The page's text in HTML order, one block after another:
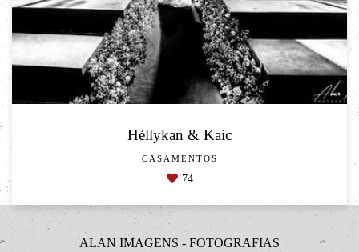
Héllykan & Kaic
CASAMENTOS
74
ALAN IMAGENS - FOTOGRAFIAS